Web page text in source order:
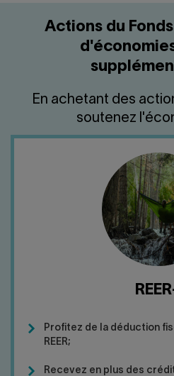
Actions du
En achetant des
soutenez
Profitez de la déduction
REER;
Recevez en plus des